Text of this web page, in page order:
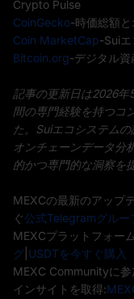
Crypto Pulse
CoinGecko-時価総額
Coin MarketCap-Sui
Bitcoin.org-デジタル資
記事の更新日は2026年
間の専門経験を持つコ
た。Suiエコシステム
オンチェーンデータ分
的かつ専門的な洞察を
MEXCの最新のアップ
ぐ公式Telegramグルー
MEXCプラットフォー
グ USDTを今すぐ購入
MEXC Communityに参
インサイトを取得: